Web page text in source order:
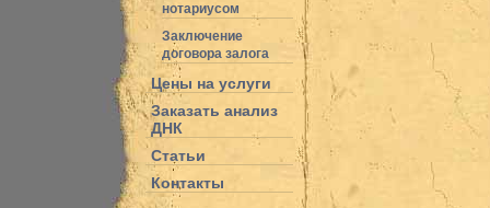
нотариусом
Заключение
договора залога
Цены на услуги
Заказать анализ
ДНК
Статьи
Контакты